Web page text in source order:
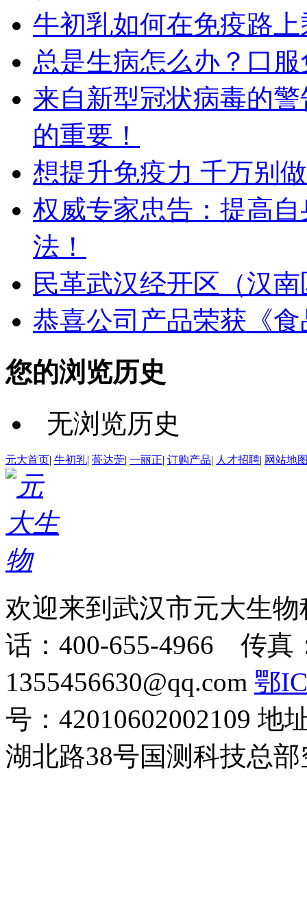
牛初乳如何在免疫路
总是生病怎么办？口
来自新型冠状病毒的
的重要！
想提升免疫力 千万别
权威专家忠告：提高
法！
民革武汉经开区（汉
恭喜公司产品荣获《
您的浏览历史
无浏览历史
元大首页| 牛初乳| 蓇达萣| 一丽正| 订购产品| 人才招聘| 网站地
欢迎来到武汉市元大
话：400-655-4966 传真
1355456630@qq.com 鄂
号：42010602002109 地
湖北路38号国测科技总